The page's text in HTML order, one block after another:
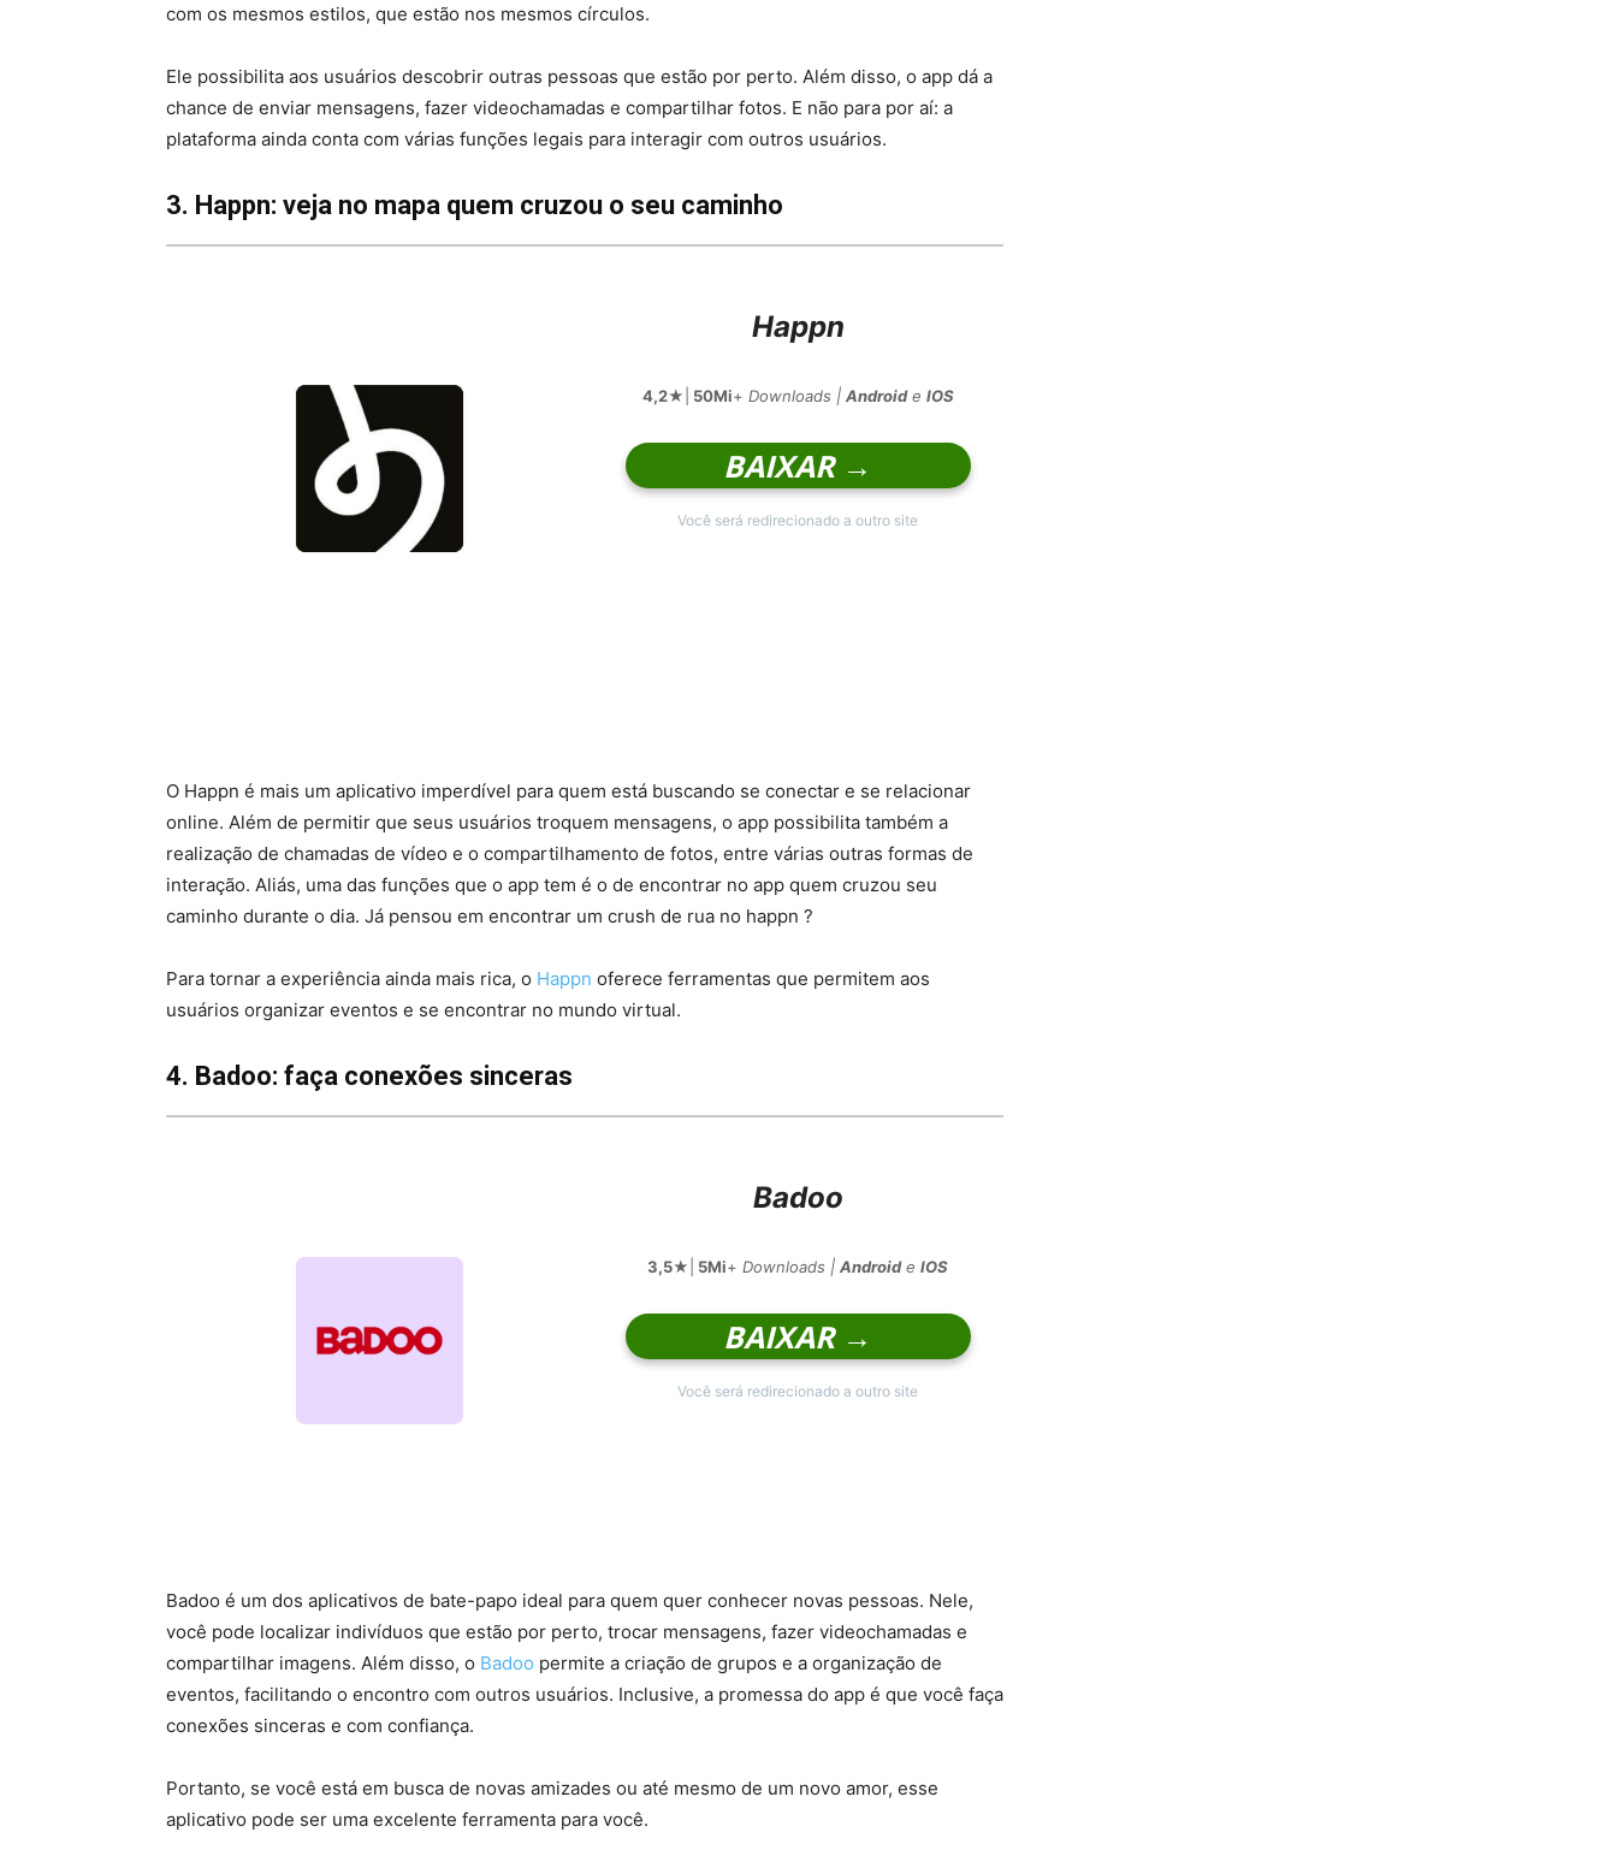
com os mesmos estilos, que estão nos mesmos círculos.
Ele possibilita aos usuários descobrir outras pessoas que estão por perto. Além disso, o app dá a
chance de enviar mensagens, fazer videochamadas e compartilhar fotos. E não para por aí: a
plataforma ainda conta com várias funções legais para interagir com outros usuários.
3. Happn: veja no mapa quem cruzou o seu caminho
Happn
4,2★| 50Mi+ Downloads | Androide IOS
BAIXAR →
Você será redirecionado a outro site
O Happn é mais um aplicativo imperdível para quem está buscando se conectar e se relacionar
online. Além de permitir que seus usuários troquem mensagens, o app possibilita também a
realização de chamadas de vídeo e o compartilhamento de fotos, entre várias outras formas de
interação. Aliás, uma das funções que o app tem é o de encontrar no app quem cruzou seu
caminho durante o dia. Já pensou em encontrar um crush de rua no happn ?
Para tornar a experiência ainda mais rica, o Happn oferece ferramentas que permitem aos
usuários organizar eventos e se encontrar no mundo virtual.
4. Badoo: faça conexões sinceras
Badoo
3,5★| 5Mi+Downloads |AndroideIOS
BAIXAR →
Você será redirecionado a outro site
Badoo é um dos aplicativos de bate-papo ideal para quem quer conhecer novas pessoas. Nele,
você pode localizar indivíduos que estão por perto, trocar mensagens, fazer videochamadas e
compartilhar imagens. Além disso, o Badoo permite a criação de grupos e a organização de
eventos, facilitando o encontro com outros usuários. Inclusive, a promessa do app é que você faça
conexões sinceras e com confiança.
Portanto, se você está em busca de novas amizades ou até mesmo de um novo amor, esse
aplicativo pode ser uma excelente ferramenta para você.